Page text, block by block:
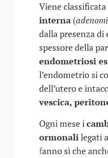
Viene
interna (
dalla presenza
spessore della
endometriosi
l’endometrio si
dell’utero e
vescica,
Ogni mese i
ormonalilegati
fanno sì che